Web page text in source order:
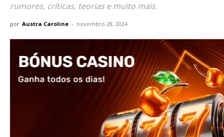
rumores, críticas, teorias e muito mais.
por Austra Caroline - novembro 28, 2024